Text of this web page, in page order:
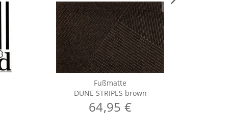
Fußmatte
DUNE STRIPES brown
64,95 €